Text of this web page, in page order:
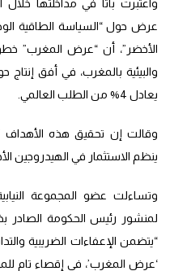
واعتبرت باتا في مداخلتها
عرض حول “السياسة الطاقية
الأخضر”، أن “عرض المغرب”
يعادل 4% من الطلب العالمي.
وقالت إن تحقيق هذه
ينظم الاستثمار في الهيدروجين
وتساءلت عضو المجموعة
لمنشور رئيس الحكومة الصادر
“يتضمن الإعفاءات الضريبية
‘عرض المغرب’، في إقصاء تام